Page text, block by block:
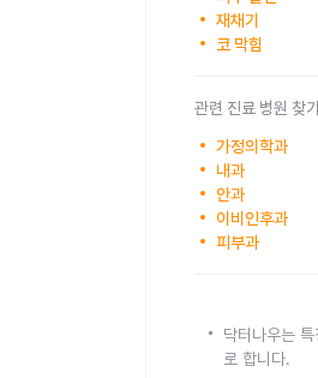
재채기
코 막힘
관련 진료 병원 찾
가정의학과
내과
안과
이비인후과
피부과
닥터나우는
로 합니다.